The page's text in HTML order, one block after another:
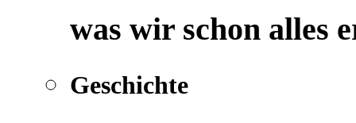
was wir schon alles
Geschichte